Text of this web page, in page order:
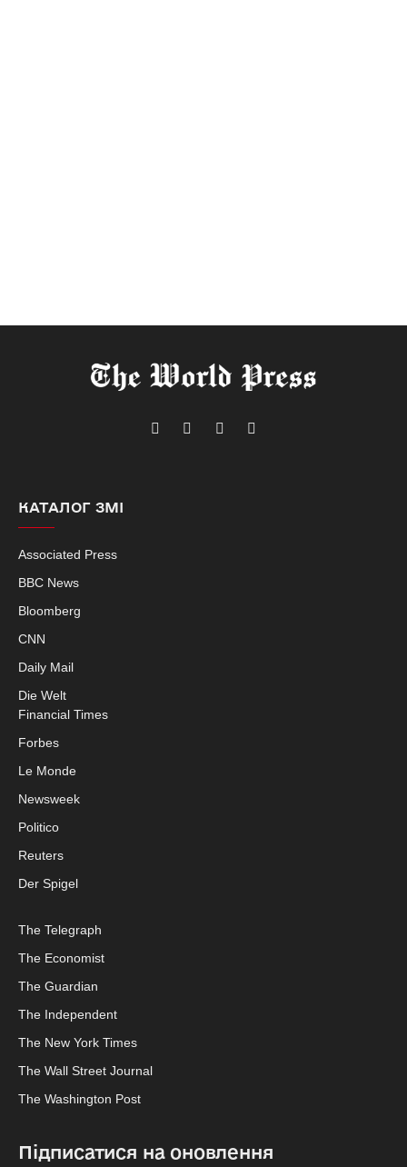
TelegramFacebookInstagram
X
КАТАЛОГ ЗМІ
Associated Press
BBC News
Bloomberg
CNN
Daily Mail
Die Welt
Financial Times
Forbes
Le Monde
Newsweek
Politico
Reuters
Der Spigel
The Telegraph
The Economist
The Guardian
The Independent
The New York Times
The Wall Street Journal
The Washington Post
Підписатися на оновлення